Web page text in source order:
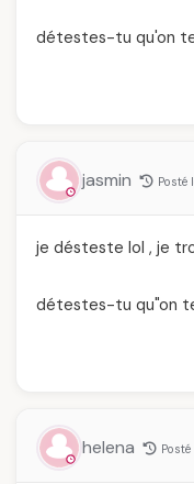
détestes-tu qu'on
jasmin Posté
je désteste lol , je
détestes-tu qu"on
helena